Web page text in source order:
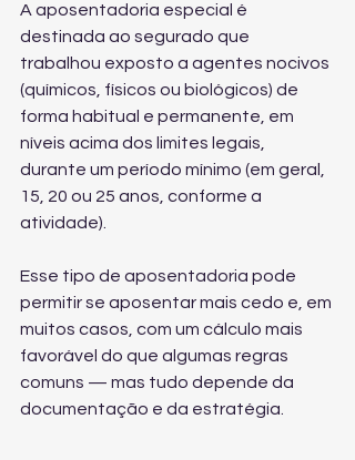
A aposentadoria especial é
destinada ao segurado que
trabalhou exposto a agentes nocivos
(químicos, físicos ou biológicos) de
forma habitual e permanente, em
níveis acima dos limites legais,
durante um período mínimo (em geral,
15, 20 ou 25 anos, conforme a
atividade).
Esse tipo de aposentadoria pode
permitir se aposentar mais cedo e, em
muitos casos, com um cálculo mais
favorável do que algumas regras
comuns — mas tudo depende da
documentação e da estratégia.